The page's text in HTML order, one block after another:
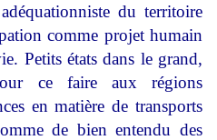
du territoire
comme projet humain
Petits états dans le grand,
ce faire aux régions
en matière de transports
de bien entendu des